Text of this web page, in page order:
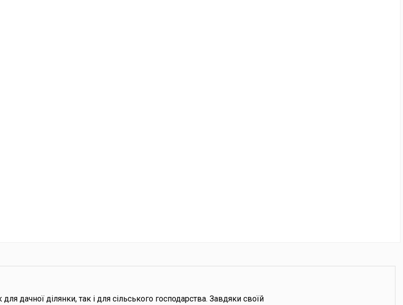
дачної ділянки, так і для сільського господарства. Завдяки своїй